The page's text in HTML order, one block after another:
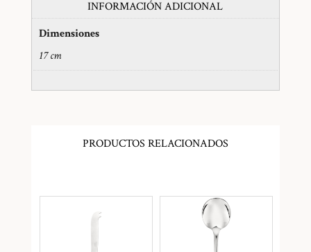
INFORMACIÓN ADICIONAL
Dimensiones
17 cm
PRODUCTOS RELACIONADOS